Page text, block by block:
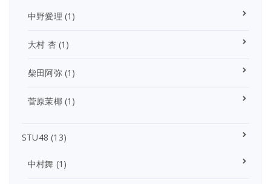
中野愛理 (1)
大村 杏(1)
柴田阿弥(1)
菅原茉椰(1)
STU48 (13)
中村舞 (1)